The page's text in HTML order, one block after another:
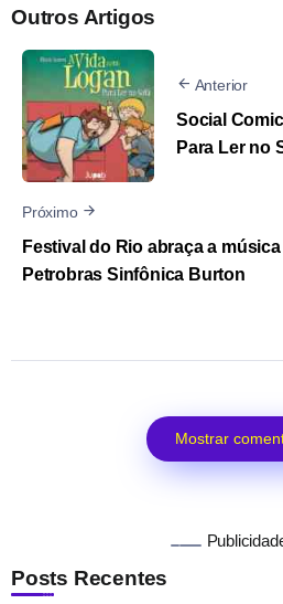
Outros Artigos
Anterior
Social
Para Ler no
Próximo
Festival do Rio abraça a
Petrobras Sinfônica Burton
Mostrar
Posts Recentes